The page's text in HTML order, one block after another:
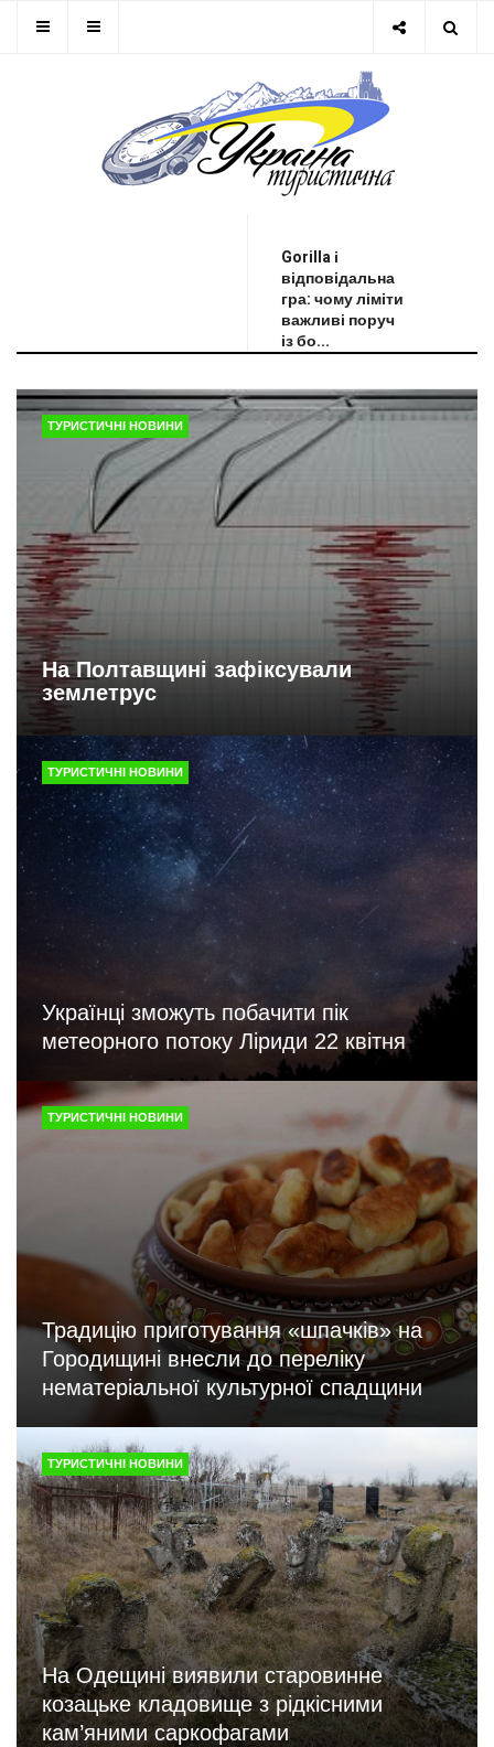
Gorilla і
відповідальна
гра: чому ліміти
важливі поруч
із бо...
ТУРИСТИЧНІ НОВИНИ
На Полтавщині зафіксували
землетрус
ТУРИСТИЧНІ НОВИНИ
Українці зможуть побачити пік
метеорного потоку Ліриди 22 квітня
ТУРИСТИЧНІ НОВИНИ
Традицію приготування «шпачків» на
Городищині внесли до переліку
нематеріальної культурної спадщини
ТУРИСТИЧНІ НОВИНИ
На Одещині виявили старовинне
козацьке кладовище з рідкісними
кам’яними саркофагами